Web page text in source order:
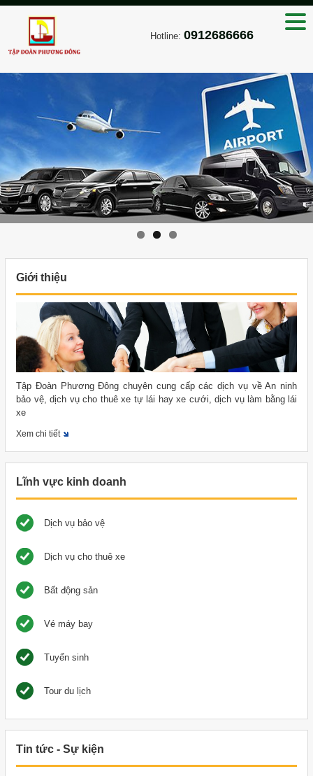
Hotline: 0912686666
Giới thiệu
Tập Đoàn Phương Đông chuyên cung cấp các dịch vụ về An ninh
bảo vệ, dịch vụ cho thuê xe tự lái hay xe cưới, dịch vụ làm bằng lái
xe
Xem chi tiết
Lĩnh vực kinh doanh
Dịch vụ bảo vệ
Dịch vụ cho thuê xe
Bất động sản
Vé máy bay
Tuyển sinh
Tour du lịch
Tin tức - Sự kiện